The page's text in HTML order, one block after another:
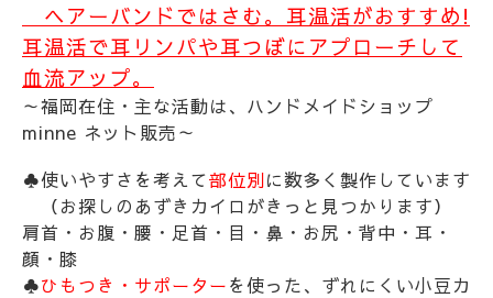
ヘアーバンドではさむ。耳温活がおすすめ!
耳温活で耳リンパや耳つぼにアプローチして
血流アップ。
～福岡在住・主な活動は、ハンドメイドショップ
minne ネット販売～
♣使いやすさを考えて部位別に数多く製作しています
（お探しのあずきカイロがきっと見つかります）
肩首・お腹・腰・足首・目・鼻・お尻・背中・耳・
顔・膝
♣ひもつき・サポーターを使った、ずれにくい小豆カ